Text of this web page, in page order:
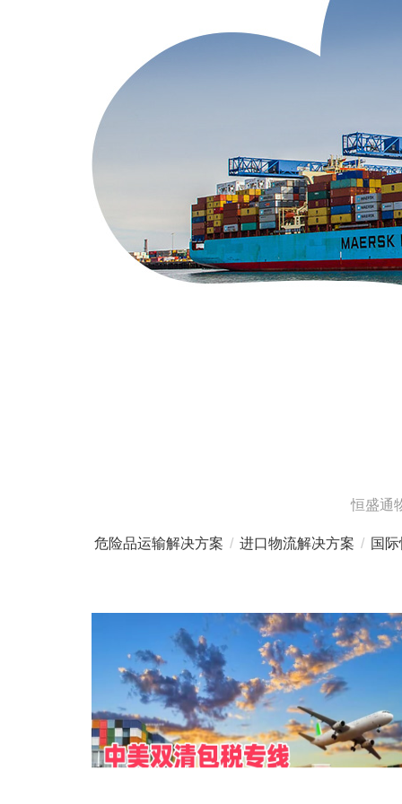
恒盛通
危险品运输解决方案 / 进口物流解决方案 / 国